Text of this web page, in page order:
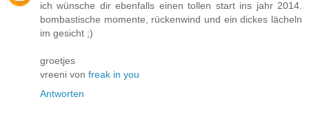
ich wünsche dir ebenfalls einen tollen start ins jahr 2014.
bombastische momente, rückenwind und ein dickes lächeln
im gesicht ;)
groetjes
vreeni von freak in you
Antworten